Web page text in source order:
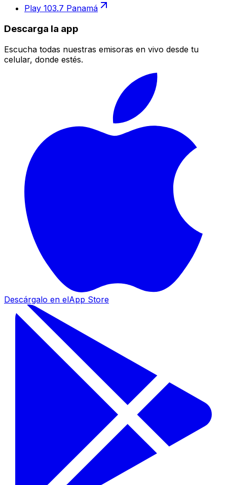
Play 103.7 Panamá
Descarga la app
Escucha todas nuestras emisoras en vivo desde tu
celular, donde estés.
Descárgalo en elApp Store